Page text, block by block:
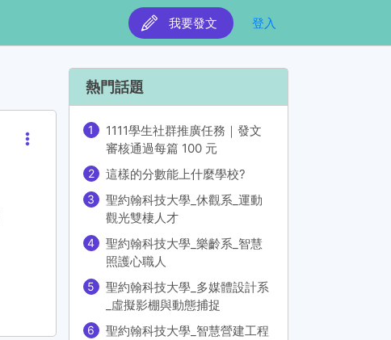
我要發文 登入
熱門話題
1111學生社群推廣任務｜發文
審核通過每篇 100 元
這樣的分數能上什麼學校?
聖約翰科技大學_休觀系_運動
觀光雙棲人才
聖約翰科技大學_樂齡系_智慧
照護心職人
聖約翰科技大學_多媒體設計系
_虛擬影棚與動態捕捉
聖約翰科技大學_智慧營建工程